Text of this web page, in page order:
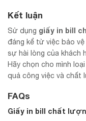
Kết luận
Sử dụng giấy in bill
đáng kể từ việc bảo
sự hài lòng của khách
Hãy chọn cho mình
quả công việc và chất
FAQs
Giấy in bill chất